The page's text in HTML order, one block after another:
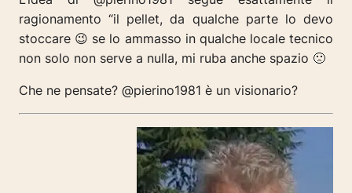
ragionamento “il pellet, da qualche parte lo devo
stoccare 😉 se lo ammasso in qualche locale tecnico
non solo non serve a nulla, mi ruba anche spazio 🙁
Che ne pensate? @pierino1981 è un visionario?